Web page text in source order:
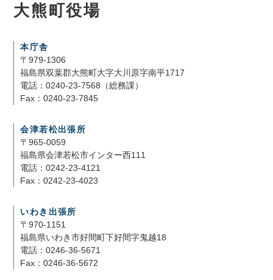
大熊町役場
本庁舎
〒979-1306
福島県双葉郡大熊町大字大川原字南平1717
電話：0240-23-7568（総務課）
Fax：0240-23-7845
会津若松出張所
〒965-0059
福島県会津若松市インター西111
電話：0242-23-4121
Fax：0242-23-4023
いわき出張所
〒970-1151
福島県いわき市好間町下好間字鬼越18
電話：0246-36-5671
Fax：0246-36-5672